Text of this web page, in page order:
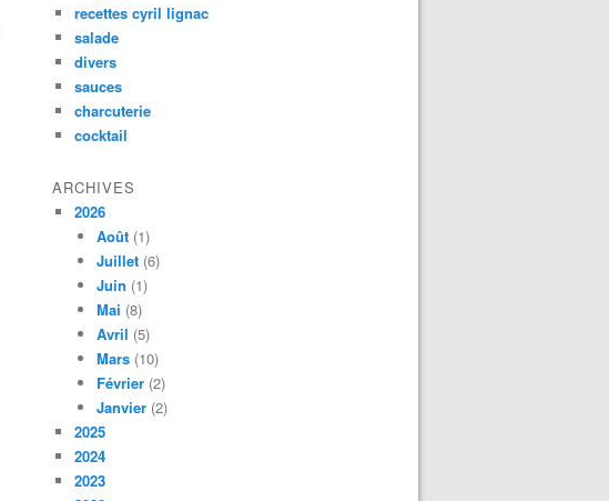
recettes cyril lignac
salade
divers
sauces
charcuterie
cocktail
ARCHIVES
2026
Août (1)
Juillet (6)
Juin (1)
Mai (8)
Avril (5)
Mars (10)
Février (2)
Janvier (2)
2025
2024
2023